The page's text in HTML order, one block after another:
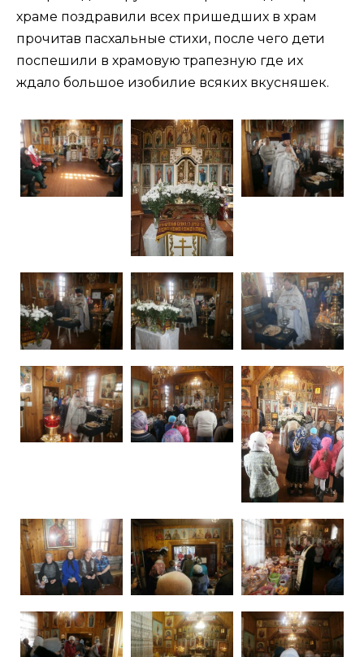
храме поздравили всех пришедших в храм
прочитав пасхальные стихи, после чего дети
поспешили в храмовую трапезную где их
ждало большое изобилие всяких вкусняшек.